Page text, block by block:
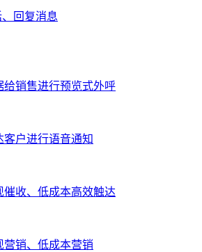
回复消息
给销售进行预览式外呼
客户进行语音通知
催收、低成本高效触达
营销、低成本营销